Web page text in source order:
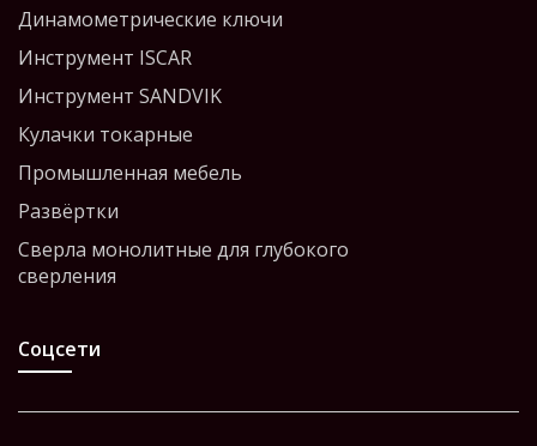
Динамометрические ключи
Инструмент ISCAR
Инструмент SANDVIK
Кулачки токарные
Промышленная мебель
Развёртки
Сверла монолитные для глубокого
сверления
Соцсети